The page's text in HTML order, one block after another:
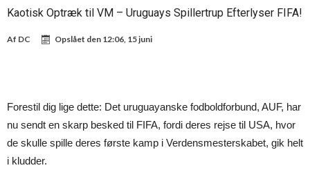
Kaotisk Optræk til VM – Uruguays Spillertrup Efterlyser FIFA!
Af DC Opslået den 12:06, 15 juni
Forestil dig lige dette: Det uruguayanske fodboldforbund, AUF, har
nu sendt en skarp besked til FIFA, fordi deres rejse til USA, hvor
de skulle spille deres første kamp i Verdensmesterskabet, gik helt
i kludder.